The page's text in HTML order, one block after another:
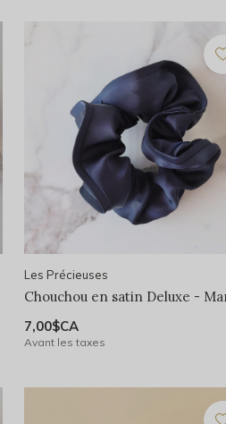
Les Précieuses
Chouchou en satin Deluxe -
7,00$CA
Avant les taxes